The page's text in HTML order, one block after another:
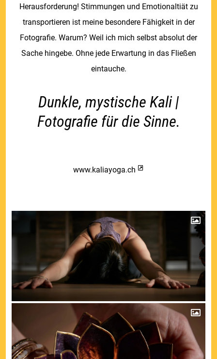
Herausforderung! Stimmungen und Emotionaltiät zu
transportieren ist meine besondere Fähigkeit in der
Fotografie. Warum? Weil ich mich selbst absolut der
Sache hingebe. Ohne jede Erwartung in das Fließen
eintauche.
Dunkle, mystische Kali |
Fotografie für die Sinne.
www.kaliayoga.ch